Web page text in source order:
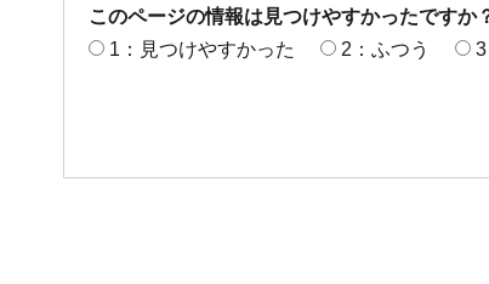
このページの情報は見つけやすかったですか
1：見つけやすかった
2：ふつう